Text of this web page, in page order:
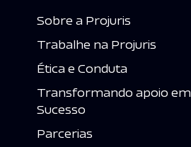
Sobre a Projuris
Trabalhe na Projuris
Ética e Conduta
Transformando apoio em
Sucesso
Parcerias